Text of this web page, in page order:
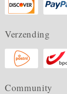
Verzending
Community